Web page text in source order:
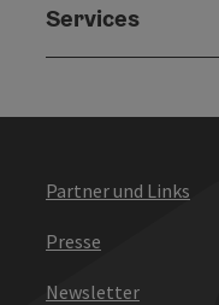
Services
Partner und Links
Presse
Newsletter